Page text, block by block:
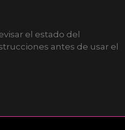
el estado del
antes de usar el